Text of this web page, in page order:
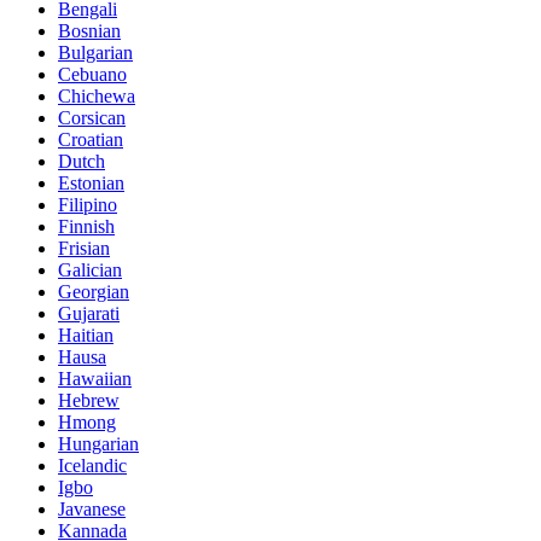
Bengali
Bosnian
Bulgarian
Cebuano
Chichewa
Corsican
Croatian
Dutch
Estonian
Filipino
Finnish
Frisian
Galician
Georgian
Gujarati
Haitian
Hausa
Hawaiian
Hebrew
Hmong
Hungarian
Icelandic
Igbo
Javanese
Kannada